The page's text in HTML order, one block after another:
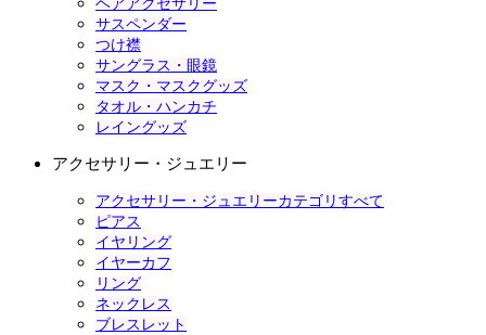
ヘアアクセサリー
サスペンダー
つけ襟
サングラス・眼鏡
マスク・マスクグッズ
タオル・ハンカチ
レイングッズ
アクセサリー・ジュエリー
アクセサリー・ジュエリーカテゴリすべて
ピアス
イヤリング
イヤーカフ
リング
ネックレス
ブレスレット